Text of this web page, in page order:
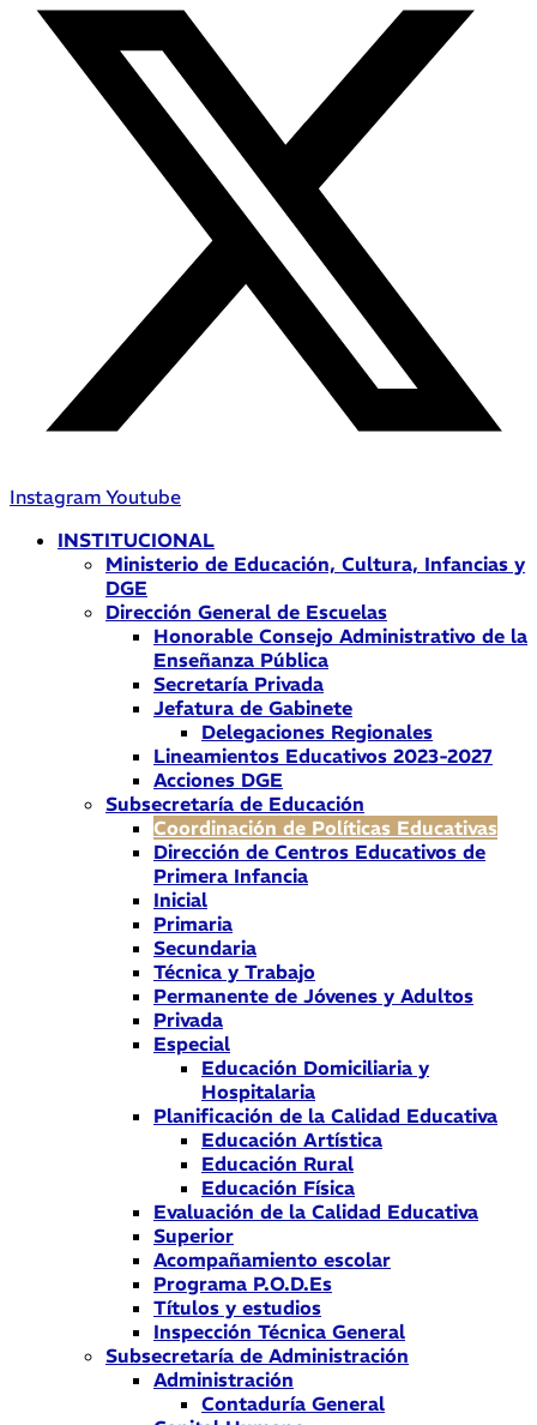
Instagram Youtube
INSTITUCIONAL
Ministerio de Educación, Cultura, Infancias y
DGE
Dirección General de Escuelas
Honorable Consejo Administrativo de la
Enseñanza Pública
Secretaría Privada
Jefatura de Gabinete
Delegaciones Regionales
Lineamientos Educativos 2023-2027
Acciones DGE
Subsecretaría de Educación
Coordinación de Políticas Educativas
Dirección de Centros Educativos de
Primera Infancia
Inicial
Primaria
Secundaria
Técnica y Trabajo
Permanente de Jóvenes y Adultos
Privada
Especial
Educación Domiciliaria y
Hospitalaria
Planificación de la Calidad Educativa
Educación Artística
Educación Rural
Educación Física
Evaluación de la Calidad Educativa
Superior
Acompañamiento escolar
Programa P.O.D.Es
Títulos y estudios
Inspección Técnica General
Subsecretaría de Administración
Administración
Contaduría General